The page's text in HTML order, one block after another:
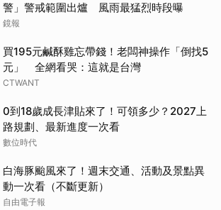
警」警戒範圍出爐 風雨最猛烈時段曝
鏡報
買195元鹹酥雞忘帶錢！老闆神操作「倒找5
元」 全網看哭：這就是台灣
CTWANT
0到18歲成長津貼來了！可領多少？2027上
路規劃、最新進度一次看
數位時代
白海豚颱風來了！週末交通、活動及景點異
動一次看（不斷更新）
自由電子報